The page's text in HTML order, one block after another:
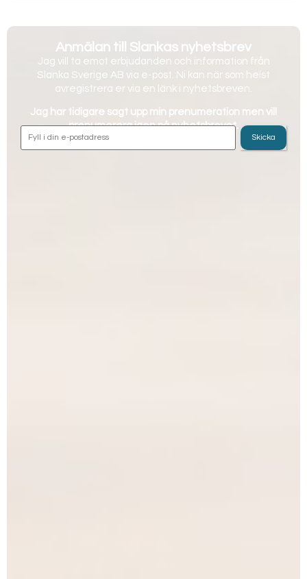
Anmälan till Slankas nyhetsbrev
Jag vill ta emot erbjudanden och information från
Slanka Sverige AB via e-post. Ni kan när som helst
avregistrera er via en länk i nyhetsbreven.
Jag har tidigare sagt upp min prenumeration men vill
prenumerera igen på nyhetsbrevet.